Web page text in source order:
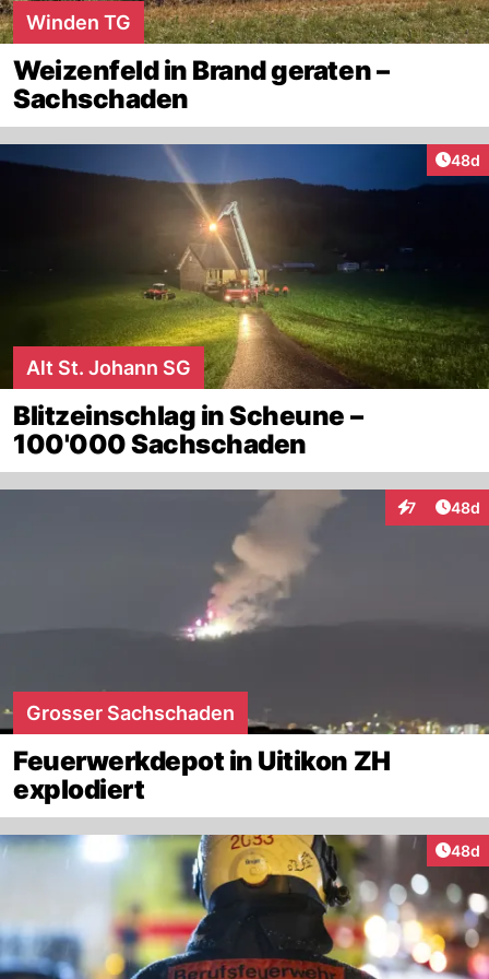
Winden TG
Weizenfeld in Brand geraten –
Sachschaden
48d
Alt St. Johann SG
Blitzeinschlag in Scheune –
100'000 Sachschaden
7
Interaktionen
48d
Grosser Sachschaden
Feuerwerkdepot in Uitikon ZH
explodiert
48d